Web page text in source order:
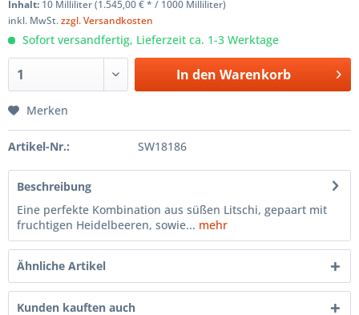
Inhalt: 10 Milliliter (1.545,00 € * / 1000 Milliliter)
inkl. MwSt.zzgl. Versandkosten
Sofort versandfertig, Lieferzeit ca. 1-3 Werktage
In den Warenkorb
Merken
Artikel-Nr.: SW18186
Beschreibung
Eine perfekte Kombination aus süßen Litschi, gepaart mit
fruchtigen Heidelbeeren, sowie... mehr
Ähnliche Artikel
Kunden kauften auch